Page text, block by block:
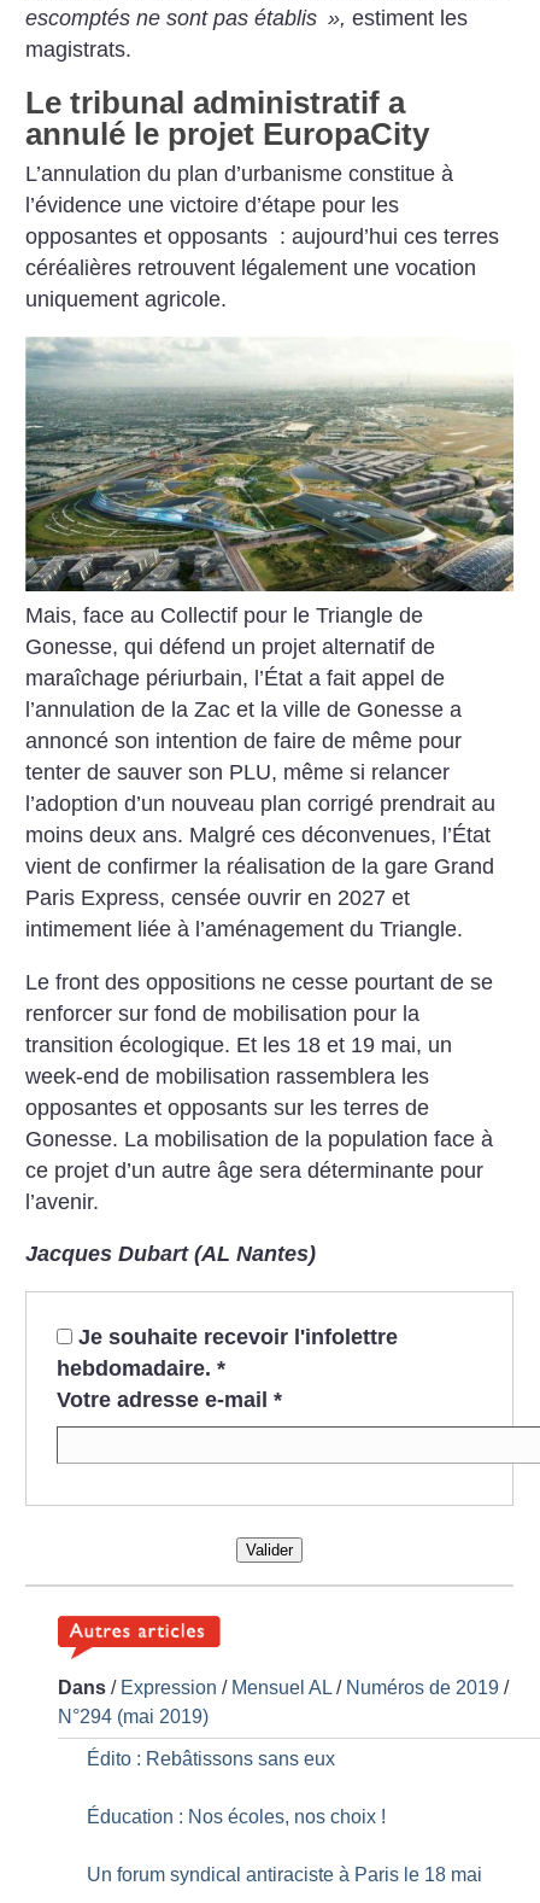
escomptés ne sont pas établis », estiment les
magistrats.
Le tribunal administratif a
annulé le projet EuropaCity
L’annulation du plan d’urbanisme constitue à
l’évidence une victoire d’étape pour les
opposantes et opposants : aujourd’hui ces terres
céréalières retrouvent légalement une vocation
uniquement agricole.
Mais, face au Collectif pour le Triangle de
Gonesse, qui défend un projet alternatif de
maraîchage périurbain, l’État a fait appel de
l’annulation de la Zac et la ville de Gonesse a
annoncé son intention de faire de même pour
tenter de sauver son PLU, même si relancer
l’adoption d’un nouveau plan corrigé prendrait au
moins deux ans. Malgré ces déconvenues, l’État
vient de confirmer la réalisation de la gare Grand
Paris Express, censée ouvrir en 2027 et
intimement liée à l’aménagement du Triangle.
Le front des oppositions ne cesse pourtant de se
renforcer sur fond de mobilisation pour la
transition écologique. Et les 18 et 19 mai, un
week-end de mobilisation rassemblera les
opposantes et opposants sur les terres de
Gonesse. La mobilisation de la population face à
ce projet d’un autre âge sera déterminante pour
l’avenir.
Jacques Dubart (AL Nantes)
Je souhaite recevoir l'infolettre
hebdomadaire. *
Votre adresse e-mail *
Valider
Dans / Expression / Mensuel AL / Numéros de 2019 /
N°294 (mai 2019)
Édito : Rebâtissons sans eux
Éducation : Nos écoles, nos choix !
Un forum syndical antiraciste à Paris le 18 mai